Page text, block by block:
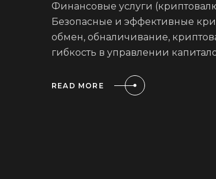
Финансовые услуги
Безопасные и эффективные
обмен, обналичивание,
гибкость в управлении
READ MORE